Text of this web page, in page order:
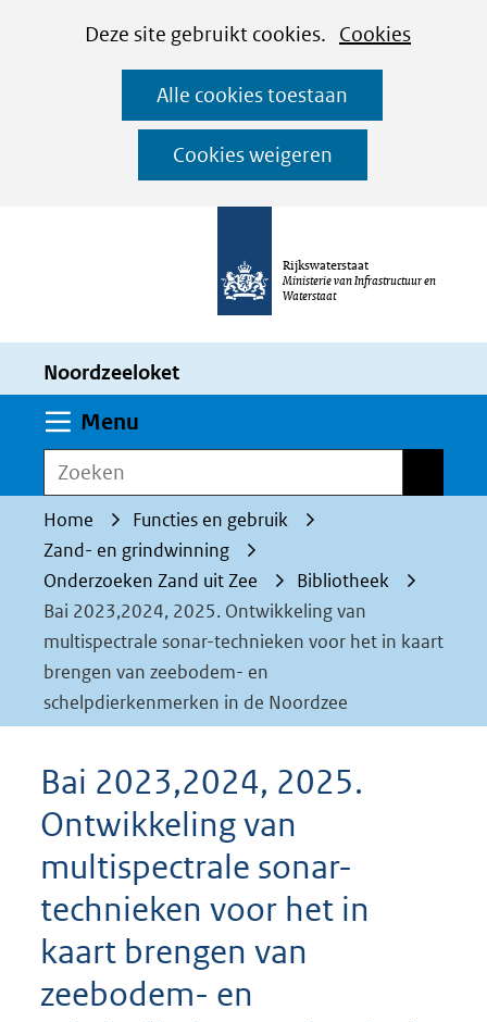
CookiesDeze site gebruikt cookies. Cookies
worden
toegestaan
geweigerd.
Alle cookies toestaan
Cookies weigeren
Ga
naar
de
inhoud
Rijkswaterstaat
Ministerie van Infrastructuur en
Waterstaat
Noordzeeloket
Menu
Zoeken
Home
Functies en gebruik
Zand- en grindwinning
Onderzoeken Zand uit Zee
Bibliotheek
Bai 2023,2024, 2025. Ontwikkeling van
multispectrale sonar-technieken voor het in kaart
brengen van zeebodem- en
schelpdierkenmerken in de Noordzee
Bai 2023,2024, 2025.
Ontwikkeling van
multispectrale sonar-
technieken voor het in
kaart brengen van
zeebodem- en